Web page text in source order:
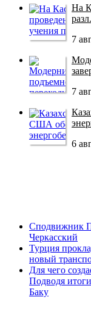
На
7
7
6
Сподвижник
Черкасский
Турция
новый
Для чего
Подводя
Баку